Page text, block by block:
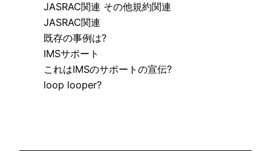
JASRAC関連 その他規約関連
JASRAC関連
既存の事例は?
IMSサポート
これはIMSのサポートの宣伝?
loop looper?